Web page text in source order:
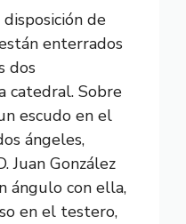
de
enterrados
dos
catedral. Sobre
escudo en el
ángeles,
Juan González
ángulo con ella,
en el testero,